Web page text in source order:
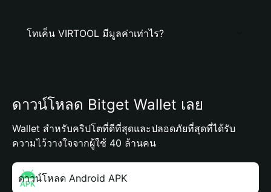
โทเค็น VIRTOOL มีมูลค่าเท่าไร?
ดาวน์โหลด Bitget Wallet เลย
Wallet สำหรับคริปโตที่ดีที่สุดและปลอดภัยที่สุดที่ได้รับ
ความไว้วางใจจากผู้ใช้ 40 ล้านคน
ดาวน์โหลด Android APK